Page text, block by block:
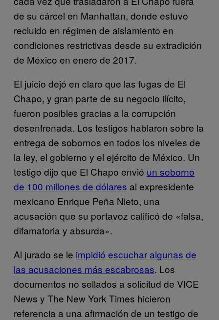
de su cárcel en Manhattan, donde estuvo
recluido en régimen de aislamiento en
condiciones restrictivas desde su extradición
de México en enero de 2017.
El juicio dejó en claro que las fugas de El
Chapo, y gran parte de su negocio ilícito,
fueron posibles gracias a la corrupción
desenfrenada. Los testigos hablaron sobre la
entrega de sobornos en todos los niveles de
la ley, el gobierno y el ejército de México. Un
testigo dijo que El Chapo envió un soborno
de 100 millones de dólares al expresidente
mexicano Enrique Peña Nieto, una
acusación que su portavoz calificó de «falsa,
difamatoria y absurda».
Al jurado se le impidió escuchar algunas de
las acusaciones más escabrosas. Los
documentos no sellados a solicitud de VICE
News y The New York Times hicieron
referencia a una afirmación de un testigo de